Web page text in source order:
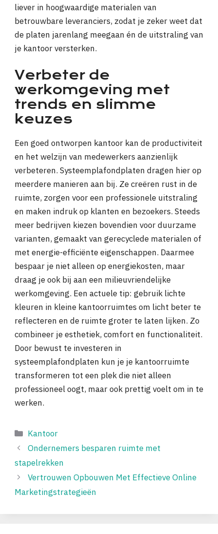
liever in hoogwaardige materialen van
betrouwbare leveranciers, zodat je zeker weet dat
de platen jarenlang meegaan én de uitstraling van
je kantoor versterken.
Verbeter de
werkomgeving met
trends en slimme
keuzes
Een goed ontworpen kantoor kan de productiviteit
en het welzijn van medewerkers aanzienlijk
verbeteren. Systeemplafondplaten dragen hier op
meerdere manieren aan bij. Ze creëren rust in de
ruimte, zorgen voor een professionele uitstraling
en maken indruk op klanten en bezoekers. Steeds
meer bedrijven kiezen bovendien voor duurzame
varianten, gemaakt van gerecyclede materialen of
met energie-efficiënte eigenschappen. Daarmee
bespaar je niet alleen op energiekosten, maar
draag je ook bij aan een milieuvriendelijke
werkomgeving. Een actuele tip: gebruik lichte
kleuren in kleine kantoorruimtes om licht beter te
reflecteren en de ruimte groter te laten lijken. Zo
combineer je esthetiek, comfort en functionaliteit.
Door bewust te investeren in
systeemplafondplaten kun je je kantoorruimte
transformeren tot een plek die niet alleen
professioneel oogt, maar ook prettig voelt om in te
werken.
Categorieën
Kantoor
Ondernemers besparen ruimte met
stapelrekken
Vertrouwen Opbouwen Met Effectieve Online
Marketingstrategieën